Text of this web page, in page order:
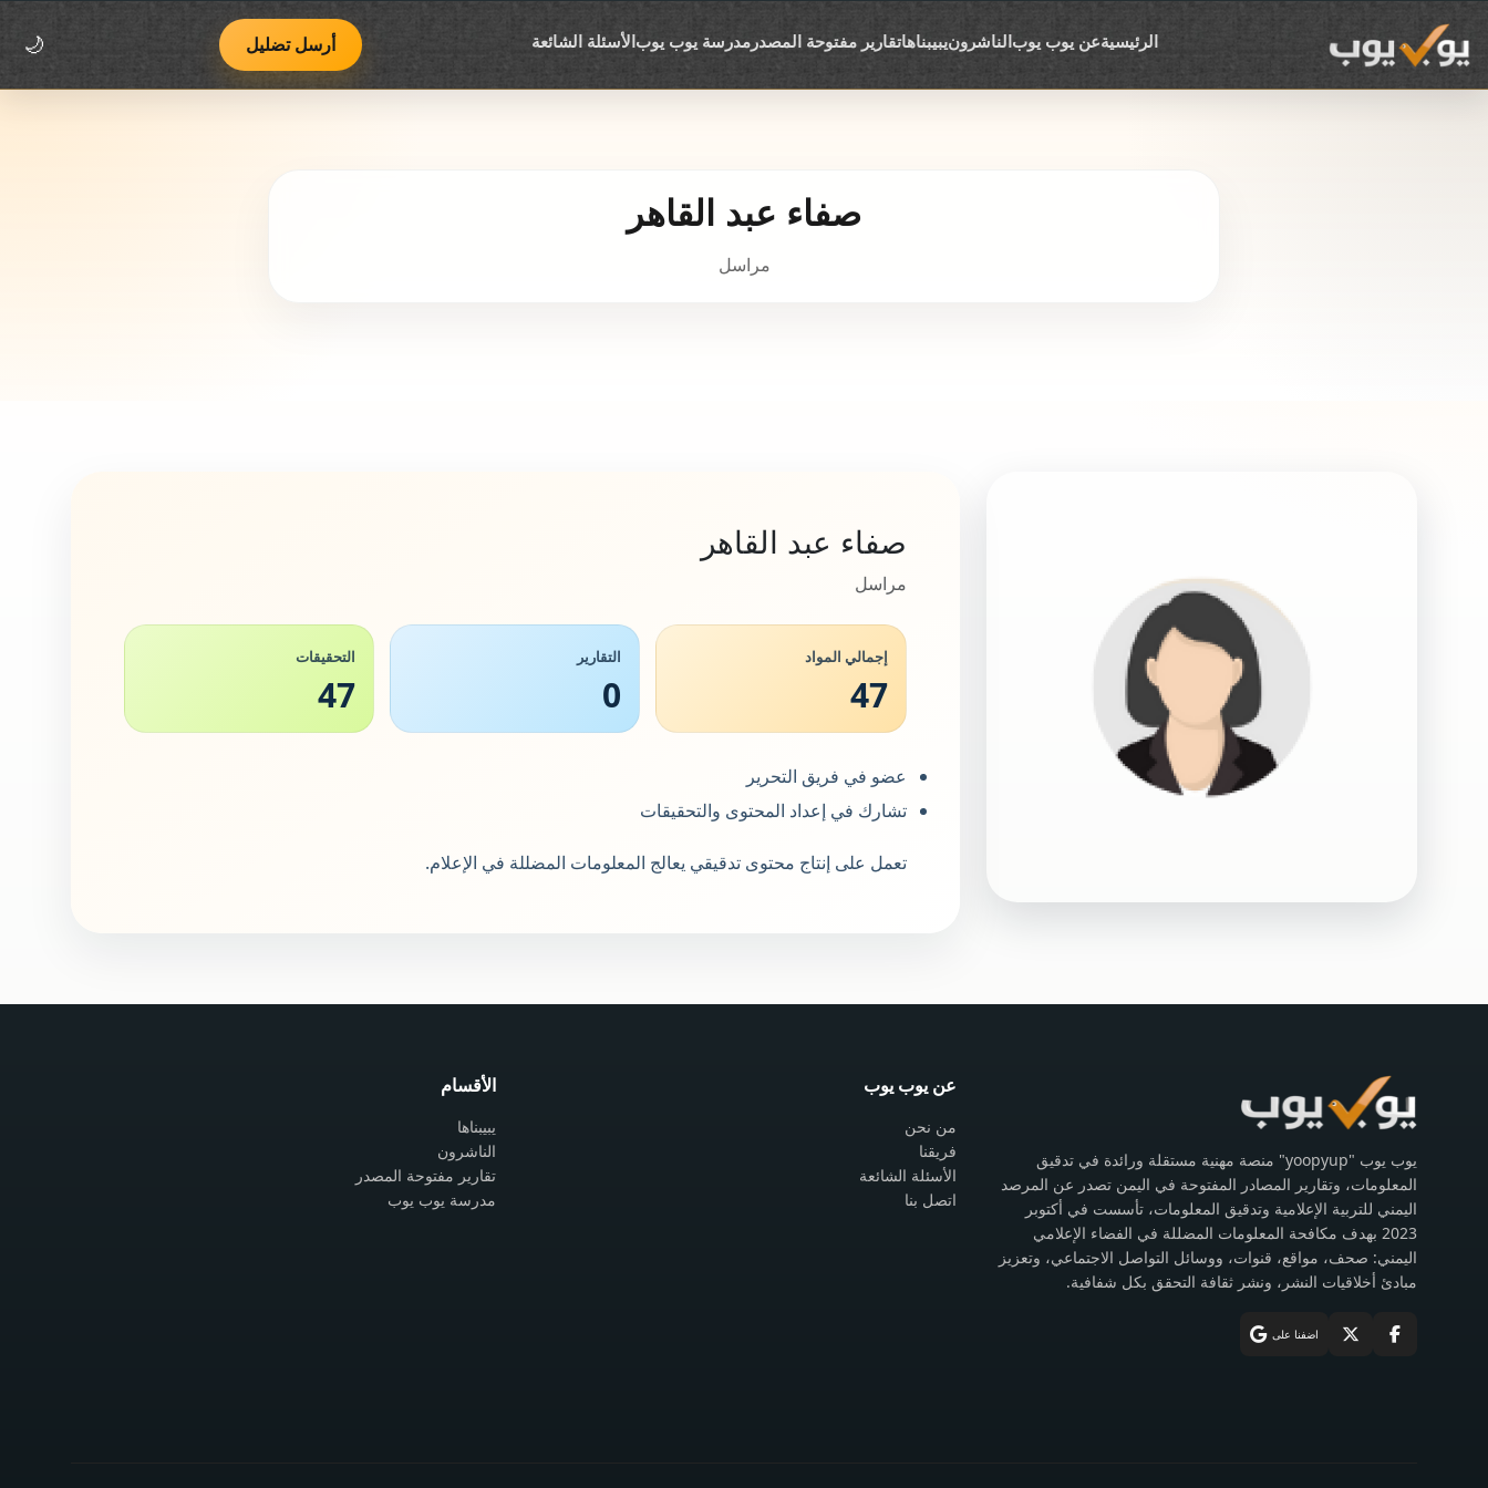
فريق يوب يوبمنهجية العمل وسياسة التصحيح
الرئيسيةعن يوب يوبالناشرونيبيبناهاتقارير مفتوحة المصدرمدرسة يوب يوبالأسئلة الشائعة أرسل تضليل 🌙
صفاء عبد القاهر
صفاء عبد القاهر
مراسل
إجمالي المواد
47
التقارير
0
التحقيقات
47
عضو في فريق التحرير
تشارك في إعداد المحتوى والتحقيقات
يوب يوب "yoopyup" منصة مهنية مستقلة ورائدة في تدقيق
المعلومات، وتقارير المصادر المفتوحة في اليمن تصدر عن المرصد
اليمني للتربية الإعلامية وتدقيق المعلومات، تأسست في أكتوبر
2023 بهدف مكافحة المعلومات المضللة في الفضاء الإعلامي
اليمني: صحف، مواقع، قنوات، ووسائل التواصل الاجتماعي، وتعزيز
مبادئ أخلاقيات النشر، ونشر ثقافة التحقق بكل شفافية.
عن يوب يوب
من نحن
فريقنا
الأقسام
يبيبناها
الناشرون
تقارير مفتوحة المصدر